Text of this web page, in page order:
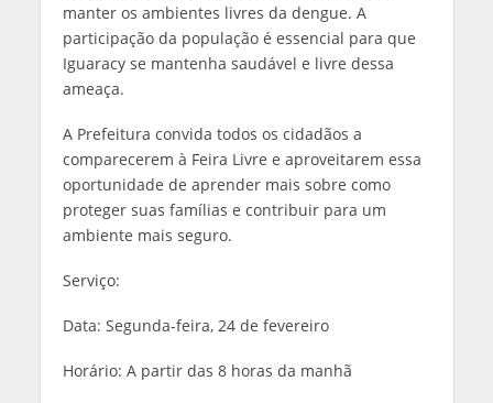
manter os ambientes livres da dengue. A
participação da população é essencial para que
Iguaracy se mantenha saudável e livre dessa
ameaça.
A Prefeitura convida todos os cidadãos a
comparecerem à Feira Livre e aproveitarem essa
oportunidade de aprender mais sobre como
proteger suas famílias e contribuir para um
ambiente mais seguro.
Serviço:
Data: Segunda-feira, 24 de fevereiro
Horário: A partir das 8 horas da manhã